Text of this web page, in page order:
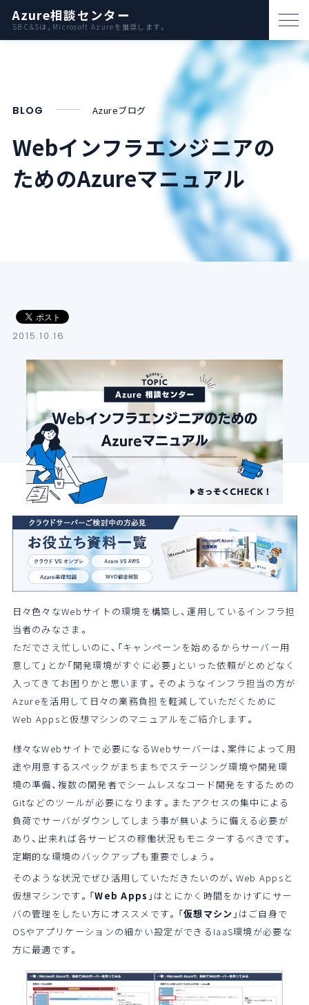
Azure相談センター
SB C&Sは、Microsoft Azureを推奨します。
パートナー支援
資料ダウンロード
お問い合わせ
Azureとは
AWS比較
ブログ
イベント・セミナー
よくある質問
SB C&Sの強み
BLOG Azureブログ
Webインフラエンジニアの
ためのAzureマニュアル
2015.10.16
日々色々なWebサイトの環境を構築し、運用しているインフラ担
当者のみなさま。
ただでさえ忙しいのに、「キャンペーンを始めるからサーバー用
意して」とか「開発環境がすぐに必要」といった依頼がとめどなく
入ってきてお困りかと思います。そのようなインフラ担当の方が
Azureを活用して日々の業務負担を軽減していただくために
Web Appsと仮想マシンのマニュアルをご紹介します。
様々なWebサイトで必要になるWebサーバーは、案件によって用
途や用意するスペックがまちまちでステージング環境や開発環
境の準備、複数の開発者でシームレスなコード開発をするための
Gitなどのツールが必要になります。またアクセスの集中による
負荷でサーバがダウンしてしまう事が無いように備える必要が
あり、出来れば各サービスの稼働状況もモニターするべきです。
定期的な環境のバックアップも重要でしょう。
そのような状況でぜひ活用していただきたいのが、Web Appsと
仮想マシンです。「Web Apps 」はとにかく時間をかけずにサー
バの管理をしたい方にオススメです。「仮想マシン 」はご自身で
OSやアプリケーションの細かい設定ができるIaaS環境が必要な
方に最適です。